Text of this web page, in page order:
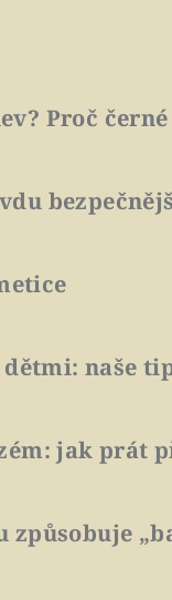
Proč
naše
jak prát
způsobuje